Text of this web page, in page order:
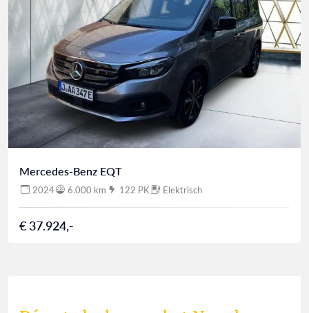
Mercedes-Benz EQT
2024 6.000 km 122 PK Elektrisch
€ 37.924,-